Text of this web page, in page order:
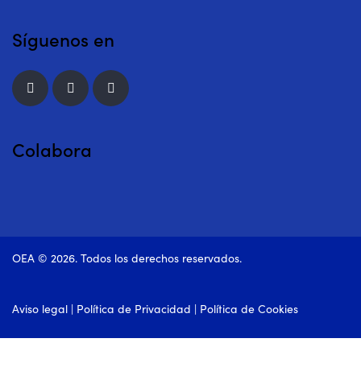
Síguenos en
Colabora
OEA © 2026. Todos los derechos reservados.
Aviso legal | Política de Privacidad | Política de Cookies